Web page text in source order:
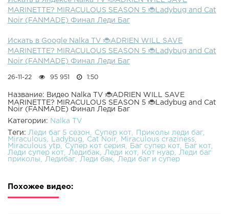
MARINETTE? MIRACULOUS SEASON 5 🐞Ladybug and Cat
Noir (FANMADE) Финал Леди Баг
Искать в Google Nalka TV 🐞ADRIEN WILL SAVE
MARINETTE? MIRACULOUS SEASON 5 🐞Ladybug and Cat
Noir (FANMADE) Финал Леди Баг
26-11-22 95 951 1:50
Название: Видео Nalka TV 🐞ADRIEN WILL SAVE
MARINETTE? MIRACULOUS SEASON 5 🐞Ladybug and Cat
Noir (FANMADE) Финал Леди Баг
Категории:
Nalka TV
Теги: Леди баг 5 сезон Супер кот
Приколы леди баг
Miraculous
Ladybug Cat Noir
Miraculous craziness
Miraculous ytp
Супер кот серия Баг супер кот
Баг кот
Леди супер кот
Ледибак Леди кот Кот нуар
Леди баг
приколы
Ледибаг Леди бак Леди баг и супер
Похожее видео: